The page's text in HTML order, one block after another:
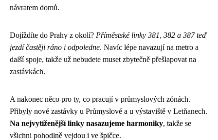
návratem domů.
Dojíždíte do Prahy z okolí? Příměstské linky 381, 382 a 387 teď
jezdí častěji ráno i odpoledne. Navíc lépe navazují na metro a
další spoje, takže už nebudete muset zbytečně přešlapovat na
zastávkách.
A nakonec něco pro ty, co pracují v průmyslových zónách.
Přibyly nové zastávky u Průmyslové a u výstaviště v Letňanech.
Na nejvytíženější linky nasazujeme harmoniky, takže se
všichni pohodlně vejdou i ve špičce.